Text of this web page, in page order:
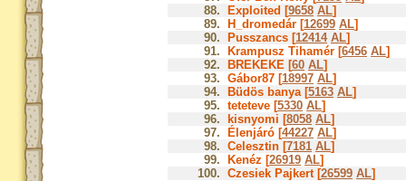
88.
Exploited [9658 AL]
89.
H_dromedár [12699 AL]
90.
Pusszancs [12414 AL]
91.
Krampusz Tihamér [6456 AL]
92.
BREKEKE [60 AL]
93. Gábor87 [18997 AL]
94.
Büdös banya [5163 AL]
95. teteteve [5330 AL]
96.
kisnyomi [8058 AL]
97.
Élenjáró [44227 AL]
98. Celesztin [7181 AL]
99.
Kenéz [26919 AL]
100. Czesiek Pajkert [26599 AL]